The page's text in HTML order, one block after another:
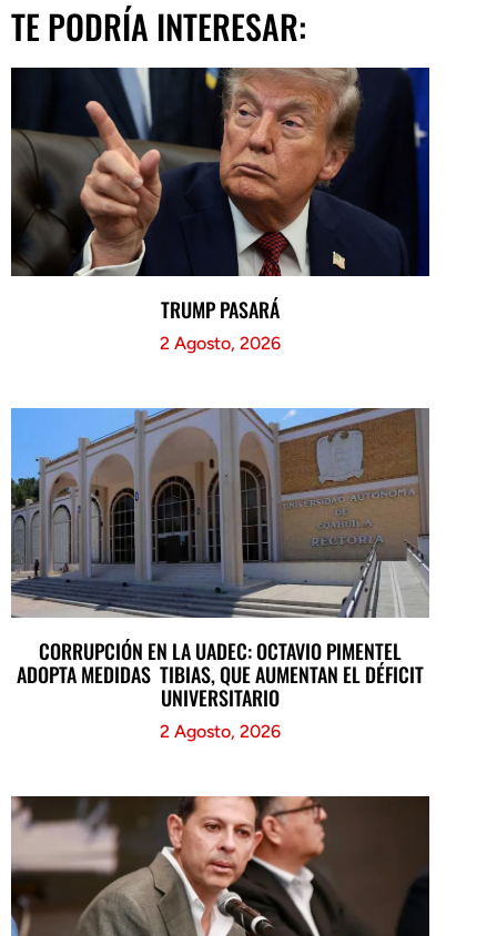
TE PODRÍA INTERESAR:
TRUMP PASARÁ
2 Agosto, 2026
CORRUPCIÓN EN LA UADEC: OCTAVIO PIMENTEL
ADOPTA MEDIDAS TIBIAS, QUE AUMENTAN EL DÉFICIT
UNIVERSITARIO
2 Agosto, 2026